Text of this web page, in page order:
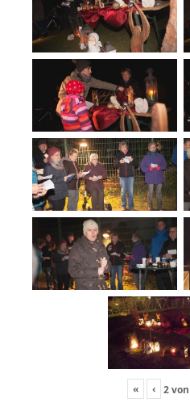
« ‹ 2von